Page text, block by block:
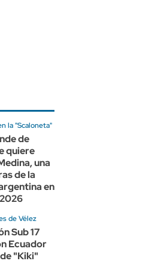
la "Scaloneta"
de
quiere
una
de la
en
de Vélez
Sub 17
Ecuador
"Kiki"